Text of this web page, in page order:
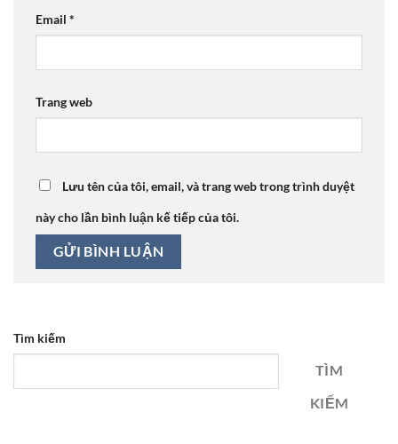
Email *
Trang web
Lưu tên của tôi, email, và trang web trong trình duyệt
này cho lần bình luận kế tiếp của tôi.
Tìm kiếm
TÌM
KIẾM